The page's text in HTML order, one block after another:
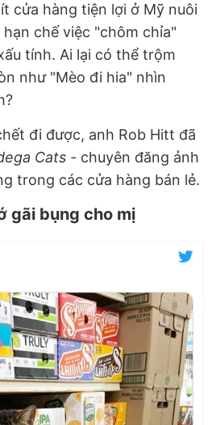
cửa hàng tiện lợi ở Mỹ nuôi
chế việc "chôm chỉa"
tính. Ai lại có thể trộm
như "Mèo đi hia" nhìn
đi được, anh Rob Hitt đã
Cats - chuyên đăng ảnh
trong các cửa hàng bán lẻ.
gãi bụng cho mị